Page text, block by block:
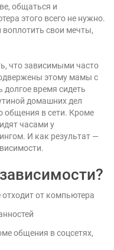
общаться и
этого всего не нужно.
свои мечты,
что зависимыми часто
этому мамы с
время сидеть
домашних дел
общения в сети. Кроме
часами у
И как результат —
от компьютера
общения в соцсетях,